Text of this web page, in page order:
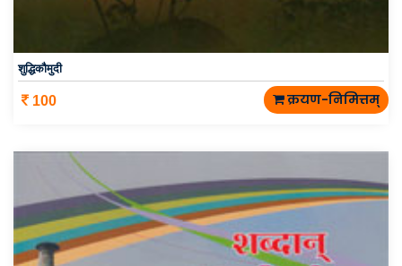
शुद्धिकौमुदी
100 क्रयण-निमित्तम्